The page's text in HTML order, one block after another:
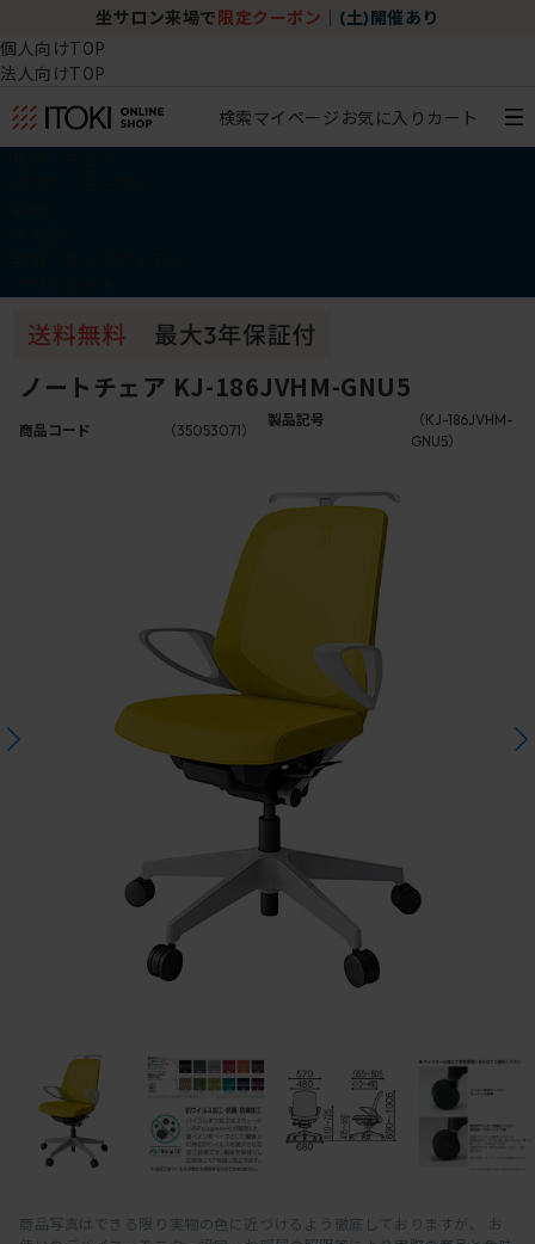
坐サロン来場で 限定クーポン (土)開催あり
個人向けTOP
法人向けTOP
検索マイページ お気に入り カート
ノートチェア KJ-186JVHM-GNU5
商品コード （35053071）
製品記号
（KJ-186JVHM-
GNU5）
商品写真はできる限り実物の色に近づけるよう徹底しておりますが、 お